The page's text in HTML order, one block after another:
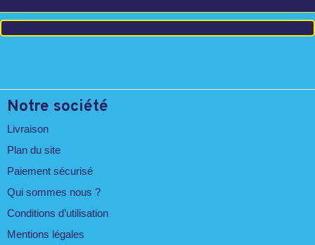
Notre société
Livraison
Plan du site
Paiement sécurisé
Qui sommes nous ?
Conditions d’utilisation
Mentions légales